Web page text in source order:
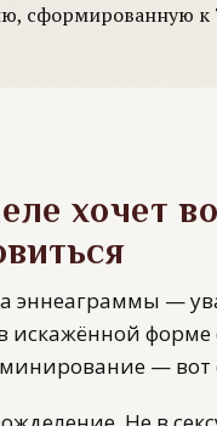
сформированную к
хочет
эннеаграммы —
форме
— вот